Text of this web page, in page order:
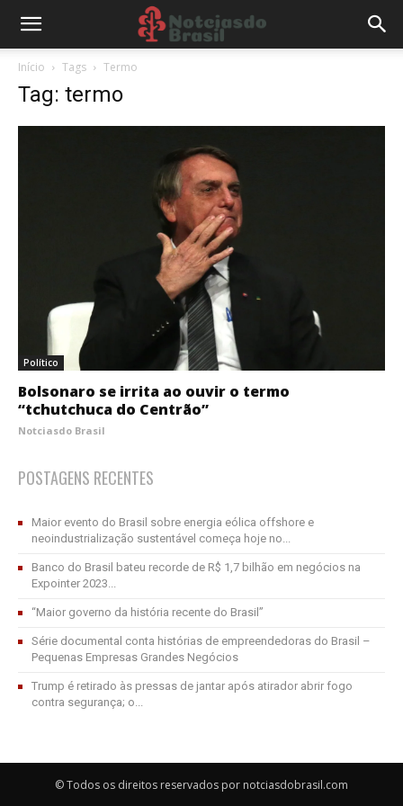
Início Tags Termo
Tag: termo
Político
Bolsonaro se irrita ao ouvir o termo
“tchutchuca do Centrão”
Notciasdo Brasil
POSTAGENS RECENTES
Maior evento do Brasil sobre energia eólica offshore e
neoindustrialização sustentável começa hoje no...
Banco do Brasil bateu recorde de R$ 1,7 bilhão em negócios na
Expointer 2023...
“Maior governo da história recente do Brasil”
Série documental conta histórias de empreendedoras do Brasil –
Pequenas Empresas Grandes Negócios
Trump é retirado às pressas de jantar após atirador abrir fogo
contra segurança; o...
© Todos os direitos reservados por notciasdobrasil.com